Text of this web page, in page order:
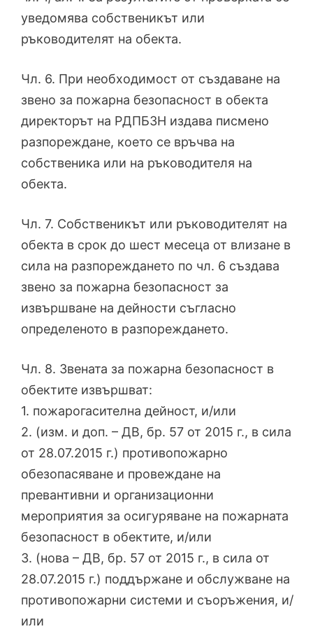
уведомява собственикът или
ръководителят на обекта.
Чл. 6. При необходимост от създаване на
звено за пожарна безопасност в обекта
директорът на РДПБЗН издава писмено
разпореждане, което се връчва на
собственика или на ръководителя на
обекта.
Чл. 7. Собственикът или ръководителят на
обекта в срок до шест месеца от влизане в
сила на разпореждането по чл. 6 създава
звено за пожарна безопасност за
извършване на дейности съгласно
определеното в разпореждането.
Чл. 8. Звената за пожарна безопасност в
обектите извършват:
1. пожарогасителна дейност, и/или
2. (изм. и доп. – ДВ, бр. 57 от 2015 г., в сила
от 28.07.2015 г.) противопожарно
обезопасяване и провеждане на
превантивни и организационни
мероприятия за осигуряване на пожарната
безопасност в обектите, и/или
3. (нова – ДВ, бр. 57 от 2015 г., в сила от
28.07.2015 г.) поддържане и обслужване на
противопожарни системи и съоръжения, и/
или